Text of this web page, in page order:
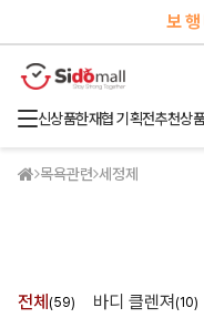
보
신상품한재협 기획전추천상
목욕관련 세정제
전체 (59) 바디 클렌져 (10)